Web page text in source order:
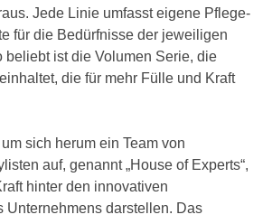
Jede Linie umfasst eigene Pflege-
für die Bedürfnisse der jeweiligen
beliebt ist die Volumen Serie, die
die für mehr Fülle und Kraft
sich herum ein Team von
auf, genannt „House of Experts“,
hinter den innovativen
Unternehmens darstellen. Das